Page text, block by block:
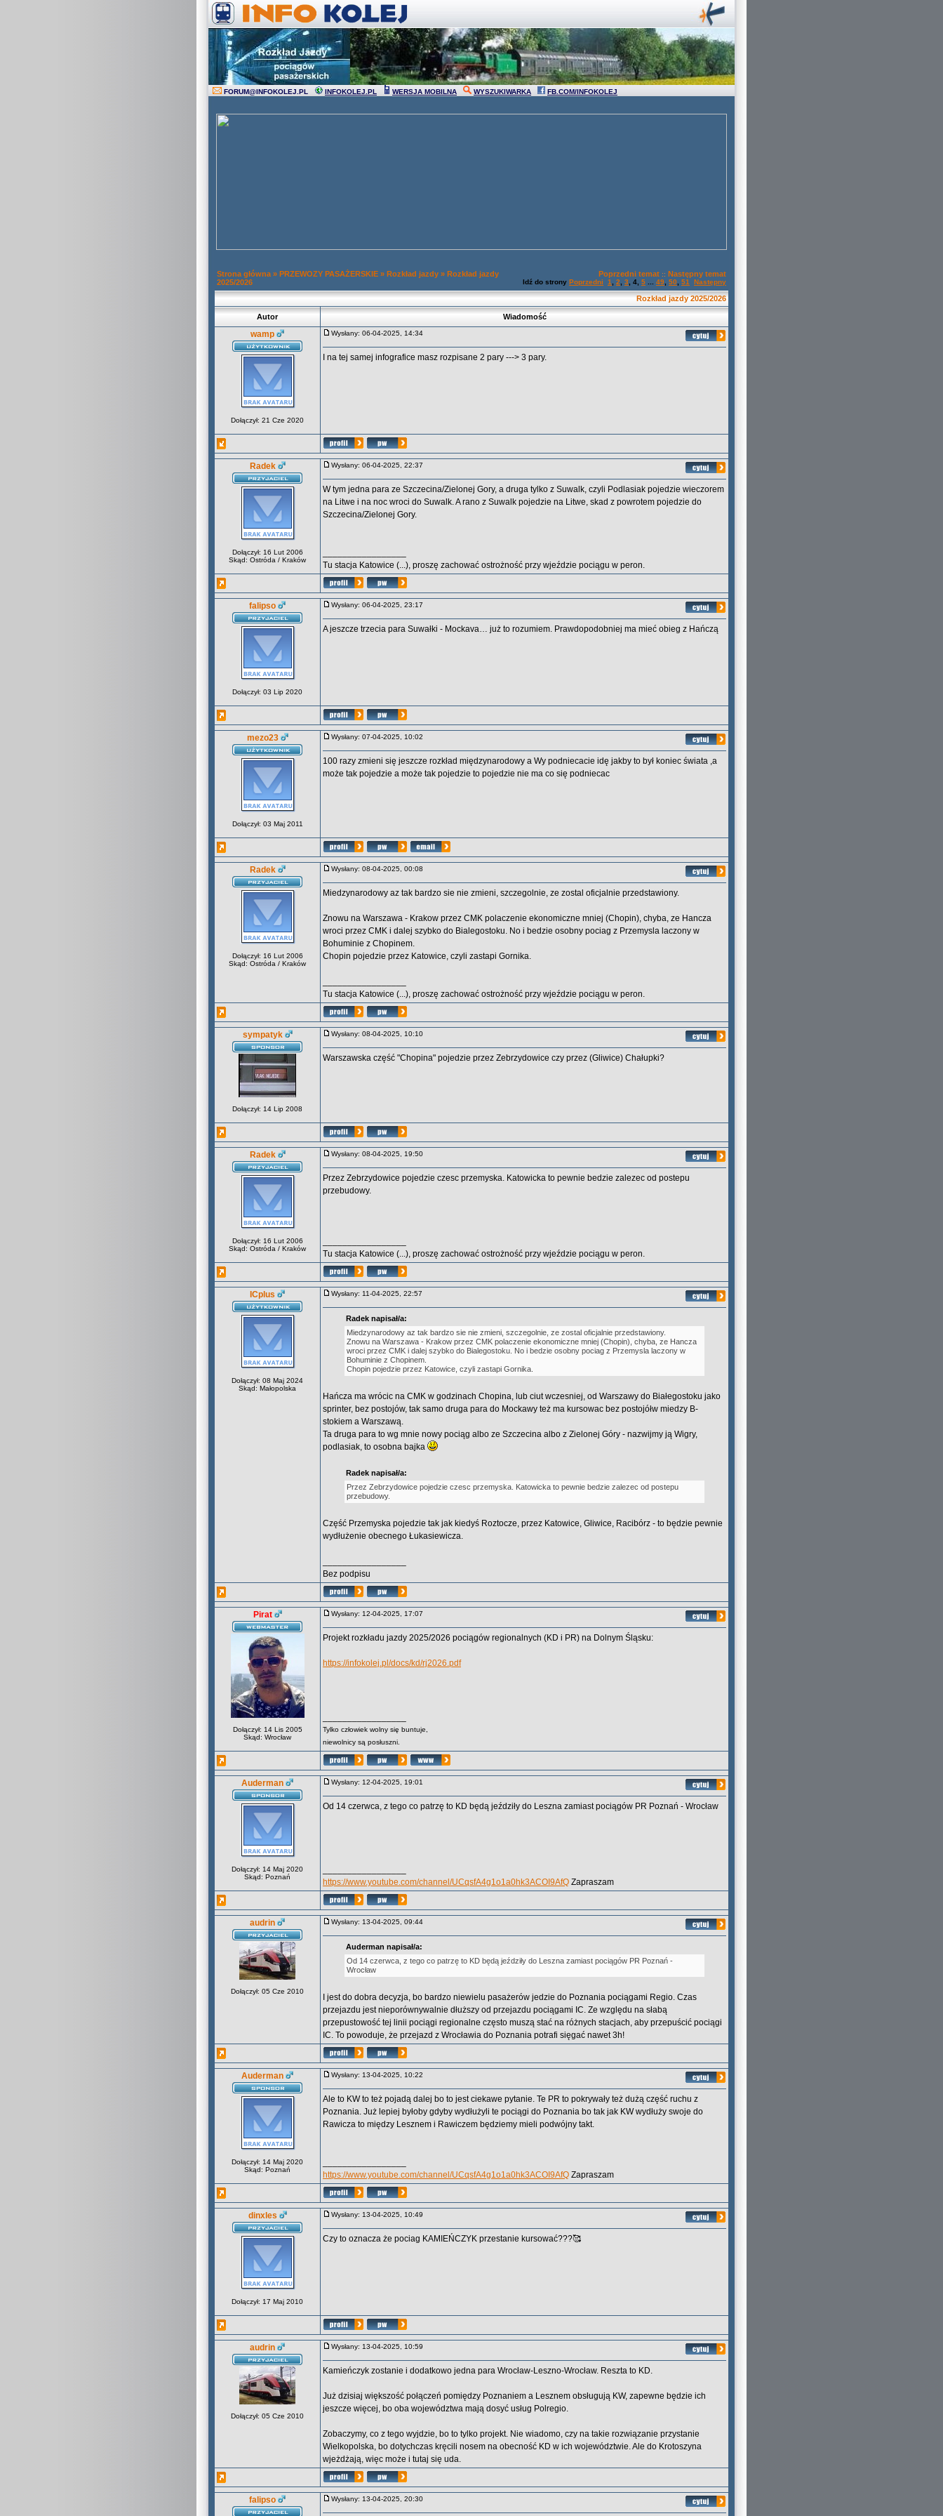
FORUM@INFOKOLEJ.PL INFOKOLEJ.PL WERSJA MOBILNA WYSZUKIWARKA FB.COM/INFOKOLEJ
Strona główna » PRZEWOZY PASAŻERSKIE » Rozkład jazdy » Rozkład jazdy
2025/2026
Poprzedni temat :: Następny temat
Idź do strony Poprzedni 1 2 3 4 5 49 50 51 Następny
Rozkład jazdy 2025/2026
Autor Wiadomość
wamp
Dołączył: 21 Cze 2020
Wysłany: 06-04-2025, 14:34
I na tej samej infografice masz rozpisane 2 pary ---> 3 pary.
Radek
Dołączył: 16 Lut 2006
Skąd: Ostróda / Kraków
Wysłany: 06-04-2025, 22:37
W tym jedna para ze Szczecina/Zielonej Gory, a druga tylko z Suwalk, czyli Podlasiak pojedzie wieczorem
na Litwe i na noc wroci do Suwalk. A rano z Suwalk pojedzie na Litwe, skad z powrotem pojedzie do
Szczecina/Zielonej Gory.
Tu stacja Katowice (...), proszę zachować ostrożność przy wjeździe pociągu w peron.
falipso
Dołączył: 03 Lip 2020
Wysłany: 06-04-2025, 23:17
A jeszcze trzecia para Suwałki - Mockava… już to rozumiem. Prawdopodobniej ma mieć obieg z Hańczą
mezo23
Dołączył: 03 Maj 2011
Wysłany: 07-04-2025, 10:02
100 razy zmieni się jeszcze rozkład międzynarodowy a Wy podniecacie idę jakby to był koniec świata ,a
może tak pojedzie a może tak pojedzie to pojedzie nie ma co się podniecac
Radek
Dołączył: 16 Lut 2006
Skąd: Ostróda / Kraków
Wysłany: 08-04-2025, 00:08
Miedzynarodowy az tak bardzo sie nie zmieni, szczegolnie, ze zostal oficjalnie przedstawiony.
Znowu na Warszawa - Krakow przez CMK polaczenie ekonomiczne mniej (Chopin), chyba, ze Hancza
wroci przez CMK i dalej szybko do Bialegostoku. No i bedzie osobny pociag z Przemysla laczony w
Bohuminie z Chopinem.
Chopin pojedzie przez Katowice, czyli zastapi Gornika.
Tu stacja Katowice (...), proszę zachować ostrożność przy wjeździe pociągu w peron.
sympatyk
Dołączył: 14 Lip 2008
Wysłany: 08-04-2025, 10:10
Warszawska część "Chopina" pojedzie przez Zebrzydowice czy przez (Gliwice) Chałupki?
Radek
Dołączył: 16 Lut 2006
Skąd: Ostróda / Kraków
Wysłany: 08-04-2025, 19:50
Przez Zebrzydowice pojedzie czesc przemyska. Katowicka to pewnie bedzie zalezec od postepu
przebudowy.
Tu stacja Katowice (...), proszę zachować ostrożność przy wjeździe pociągu w peron.
ICplus
Dołączył: 08 Maj 2024
Skąd: Małopolska
Wysłany: 11-04-2025, 22:57
Radek napisał/a:
Miedzynarodowy az tak bardzo sie nie zmieni, szczegolnie, ze zostal oficjalnie przedstawiony.
Znowu na Warszawa - Krakow przez CMK polaczenie ekonomiczne mniej (Chopin), chyba, ze Hancza
wroci przez CMK i dalej szybko do Bialegostoku. No i bedzie osobny pociag z Przemysla laczony w
Bohuminie z Chopinem.
Chopin pojedzie przez Katowice, czyli zastapi Gornika.
Hańcza ma wrócic na CMK w godzinach Chopina, lub ciut wczesniej, od Warszawy do Białegostoku jako
sprinter, bez postojów, tak samo druga para do Mockawy też ma kursowac bez postojółw miedzy B-
stokiem a Warszawą.
Ta druga para to wg mnie nowy pociąg albo ze Szczecina albo z Zielonej Góry - nazwijmy ją Wigry,
podlasiak, to osobna bajka
Radek napisał/a:
Przez Zebrzydowice pojedzie czesc przemyska. Katowicka to pewnie bedzie zalezec od postepu
przebudowy.
Część Przemyska pojedzie tak jak kiedyś Roztocze, przez Katowice, Gliwice, Racibórz - to będzie pewnie
wydłużenie obecnego Łukasiewicza.
Bez podpisu
Pirat
Dołączył: 14 Lis 2005
Skąd: Wrocław
Wysłany: 12-04-2025, 17:07
Projekt rozkładu jazdy 2025/2026 pociągów regionalnych (KD i PR) na Dolnym Śląsku:
https://infokolej.pl/docs/kd/rj2026.pdf
Tylko człowiek wolny się buntuje,
niewolnicy są posłuszni.
Auderman
Dołączył: 14 Maj 2020
Skąd: Poznań
Wysłany: 12-04-2025, 19:01
Od 14 czerwca, z tego co patrzę to KD będą jeździły do Leszna zamiast pociągów PR Poznań - Wrocław
https://www.youtube.com/channel/UCqsfA4g1o1a0hk3ACOI9AfQ Zapraszam
audrin
Dołączył: 05 Cze 2010
Wysłany: 13-04-2025, 09:44
Auderman napisał/a:
Od 14 czerwca, z tego co patrzę to KD będą jeździły do Leszna zamiast pociągów PR Poznań -
Wrocław
I jest do dobra decyzja, bo bardzo niewielu pasażerów jedzie do Poznania pociągami Regio. Czas
przejazdu jest nieporównywalnie dłuższy od przejazdu pociągami IC. Ze względu na słabą
przepustowość tej linii pociągi regionalne często muszą stać na różnych stacjach, aby przepuścić pociągi
IC. To powoduje, że przejazd z Wrocławia do Poznania potrafi sięgać nawet 3h!
Auderman
Dołączył: 14 Maj 2020
Skąd: Poznań
Wysłany: 13-04-2025, 10:22
Ale to KW to też pojadą dalej bo to jest ciekawe pytanie. Te PR to pokrywały też dużą część ruchu z
Poznania. Już lepiej byłoby gdyby wydłużyli te pociągi do Poznania bo tak jak KW wydłuży swoje do
Rawicza to między Lesznem i Rawiczem będziemy mieli podwójny takt.
https://www.youtube.com/channel/UCqsfA4g1o1a0hk3ACOI9AfQ Zapraszam
dinxles
Dołączył: 17 Maj 2010
Wysłany: 13-04-2025, 10:49
Czy to oznacza że pociag KAMIEŃCZYK przestanie kursować???🥰
audrin
Dołączył: 05 Cze 2010
Wysłany: 13-04-2025, 10:59
Kamieńczyk zostanie i dodatkowo jedna para Wrocław-Leszno-Wrocław. Reszta to KD.
Już dzisiaj większość połączeń pomiędzy Poznaniem a Lesznem obsługują KW, zapewne będzie ich
jeszcze więcej, bo oba województwa mają dosyć usług Polregio.
Zobaczymy, co z tego wyjdzie, bo to tylko projekt. Nie wiadomo, czy na takie rozwiązanie przystanie
Wielkopolska, bo dotychczas kręcili nosem na obecność KD w ich województwie. Ale do Krotoszyna
wjeżdżają, więc może i tutaj się uda.
falipso Wysłany: 13-04-2025, 20:30